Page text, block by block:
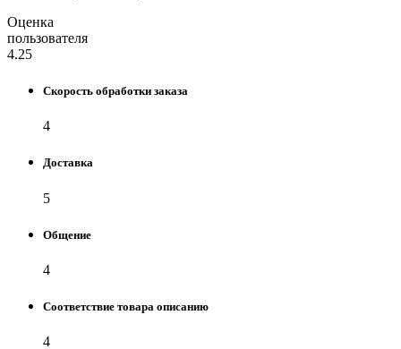
Оценка
пользователя
4.25
Скорость обработки заказа
4
Доставка
5
Общение
4
Соответствие товара описанию
4